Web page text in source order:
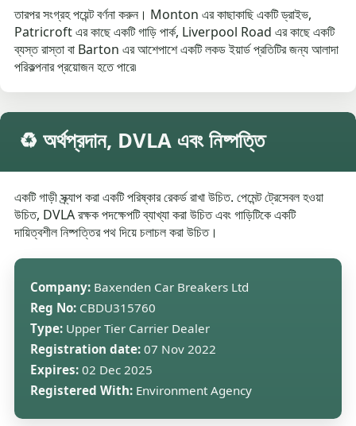
তারপর সংগ্রহ পয়েন্ট বর্ণনা করুন। Monton এর কাছাকাছি একটি ড্রাইভ,
Patricroft এর কাছে একটি গাড়ি পার্ক, Liverpool Road এর কাছে একটি
ব্যস্ত রাস্তা বা Barton এর আশেপাশে একটি লকড ইয়ার্ড প্রতিটির জন্য আলাদা
পরিকল্পনার প্রয়োজন হতে পারে৷
♻️ অর্থপ্রদান, DVLA এবং নিষ্পত্তি
একটি গাড়ী স্ক্র্যাপ করা একটি পরিষ্কার রেকর্ড রাখা উচিত. পেমেন্ট ট্রেসেবল হওয়া
উচিত, DVLA রক্ষক পদক্ষেপটি ব্যাখ্যা করা উচিত এবং গাড়িটিকে একটি
দায়িত্বশীল নিষ্পত্তির পথ দিয়ে চলাচল করা উচিত।
Company: Baxenden Car Breakers Ltd
Reg No: CBDU315760
Type: Upper Tier Carrier Dealer
Registration date: 07 Nov 2022
Expires: 02 Dec 2025
Registered With: Environment Agency